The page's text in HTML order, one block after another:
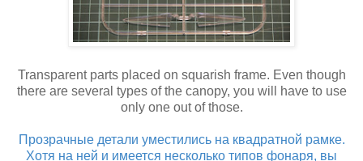
Transparent parts placed on squarish frame. Even though
there are several types of the canopy, you will have to use
only one out of those.
Прозрачные детали уместились на квадратной рамке.
Хотя на ней и имеется несколько типов фонаря, вы